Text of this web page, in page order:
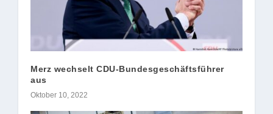
Merz wechselt CDU-Bundesgeschäftsführer
aus
Oktober 10, 2022